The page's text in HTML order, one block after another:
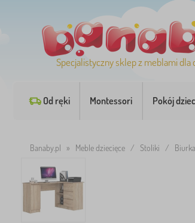
Specjalistyczny sklep z meblami dla
Od ręki Montessori Pokój
Banaby.pl » Meble dziecięce / Stoliki / Biurka